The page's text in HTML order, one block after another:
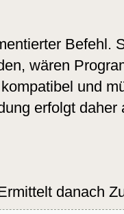
Befehl.
wären
und
erfolgt daher
danach